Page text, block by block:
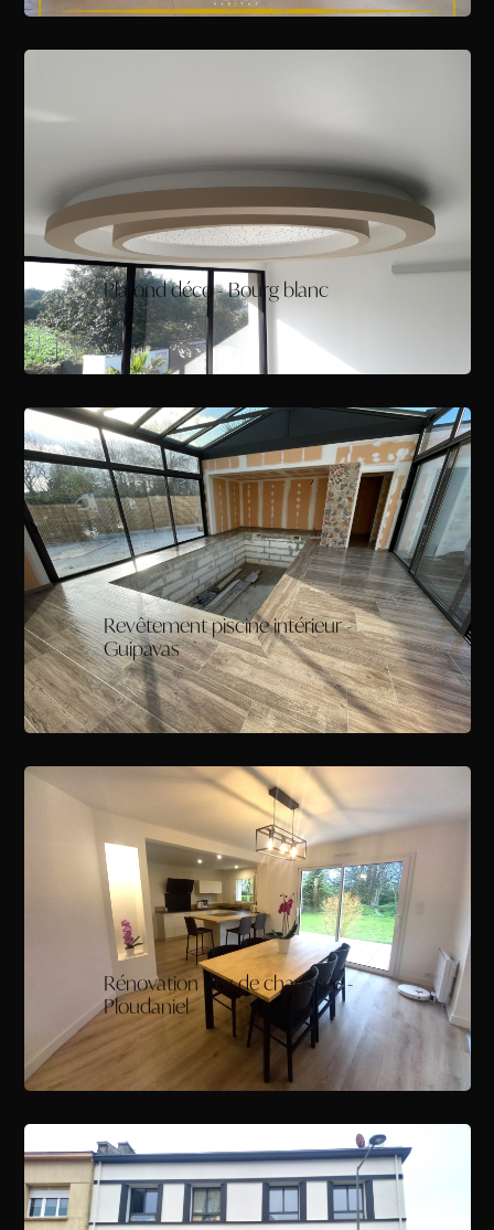
Plafond déco - Bourg blanc
Revêtement piscine intérieur -
Guipavas
Rénovation Rez de chaussée -
Ploudaniel